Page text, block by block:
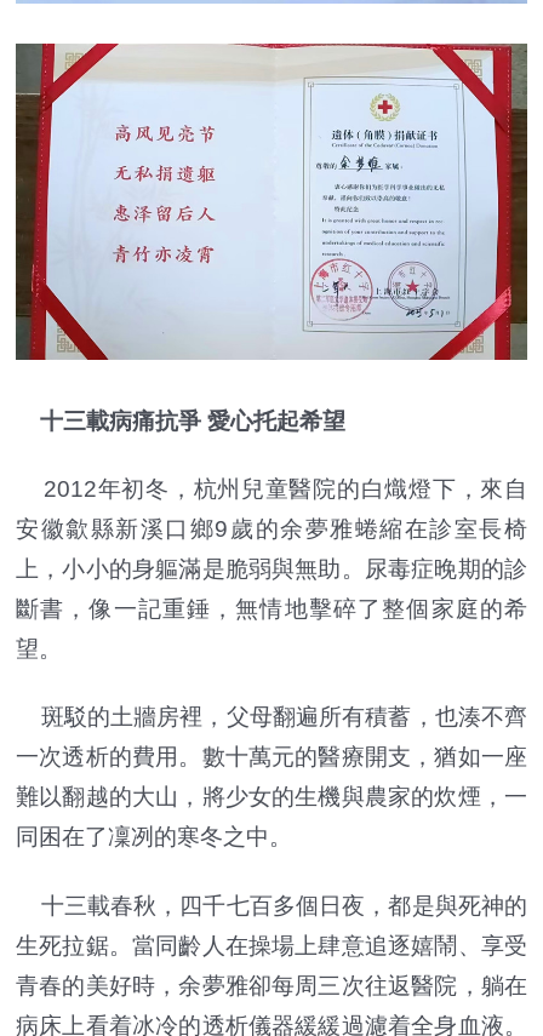
十三載病痛抗爭 愛心托起希望
2012年初冬，杭州兒童醫院的白熾燈下，來自
安徽歙縣新溪口鄉9歲的余夢雅蜷縮在診室長椅
上，小小的身軀滿是脆弱與無助。尿毒症晚期的診
斷書，像一記重錘，無情地擊碎了整個家庭的希
望。
斑駁的土牆房裡，父母翻遍所有積蓄，也湊不齊
一次透析的費用。數十萬元的醫療開支，猶如一座
難以翻越的大山，將少女的生機與農家的炊煙，一
同困在了凜冽的寒冬之中。
十三載春秋，四千七百多個日夜，都是與死神的
生死拉鋸。當同齡人在操場上肆意追逐嬉鬧、享受
青春的美好時，余夢雅卻每周三次往返醫院，躺在
病床上看着冰冷的透析儀器緩緩過濾着全身血液。